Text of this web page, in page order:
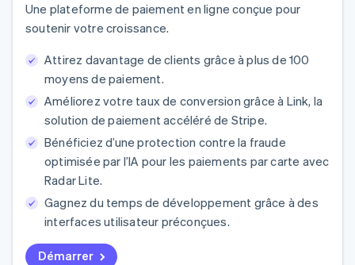
Une plateforme de paiement en ligne conçue pour
soutenir votre croissance.
Démarrer
Attirez davantage de clients grâce à plus de 100
moyens de paiement.
Améliorez votre taux de conversion grâce à Link, la
solution de paiement accéléré de Stripe.
Bénéficiez d’une protection contre la fraude
optimisée par l’IA pour les paiements par carte avec
Radar Lite.
Gagnez du temps de développement grâce à des
interfaces utilisateur préconçues.